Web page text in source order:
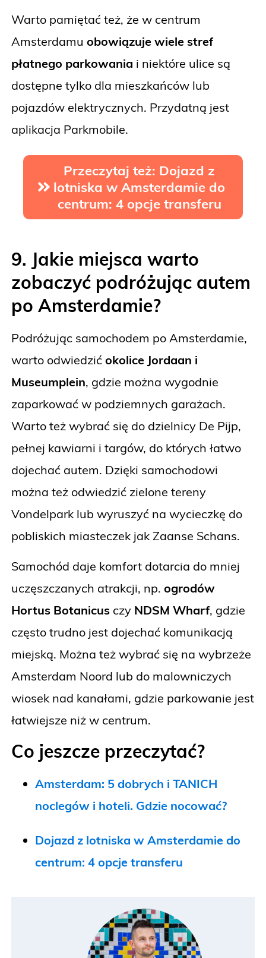
Warto pamiętać też, że w centrum
Amsterdamu obowiązuje wiele stref
płatnego parkowania i niektóre ulice są
dostępne tylko dla mieszkańców lub
pojazdów elektrycznych. Przydatną jest
aplikacja Parkmobile.
Przeczytaj też: Dojazd z
lotniska w Amsterdamie do
centrum: 4 opcje transferu
9. Jakie miejsca warto
zobaczyć podróżując autem
po Amsterdamie?
Podróżując samochodem po Amsterdamie,
warto odwiedzić okolice Jordaan i
Museumplein, gdzie można wygodnie
zaparkować w podziemnych garażach.
Warto też wybrać się do dzielnicy De Pijp,
pełnej kawiarni i targów, do których łatwo
dojechać autem. Dzięki samochodowi
można też odwiedzić zielone tereny
Vondelpark lub wyruszyć na wycieczkę do
pobliskich miasteczek jak Zaanse Schans.
Samochód daje komfort dotarcia do mniej
uczęszczanych atrakcji, np. ogrodów
Hortus Botanicus czy NDSM Wharf, gdzie
często trudno jest dojechać komunikacją
miejską. Można też wybrać się na wybrzeże
Amsterdam Noord lub do malowniczych
wiosek nad kanałami, gdzie parkowanie jest
łatwiejsze niż w centrum.
Co jeszcze przeczytać?
Amsterdam: 5 dobrych i TANICH
noclegów i hoteli. Gdzie nocować?
Dojazd z lotniska w Amsterdamie do
centrum: 4 opcje transferu